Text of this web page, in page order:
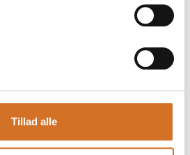
Tillad alle
Gå til hjemmeside